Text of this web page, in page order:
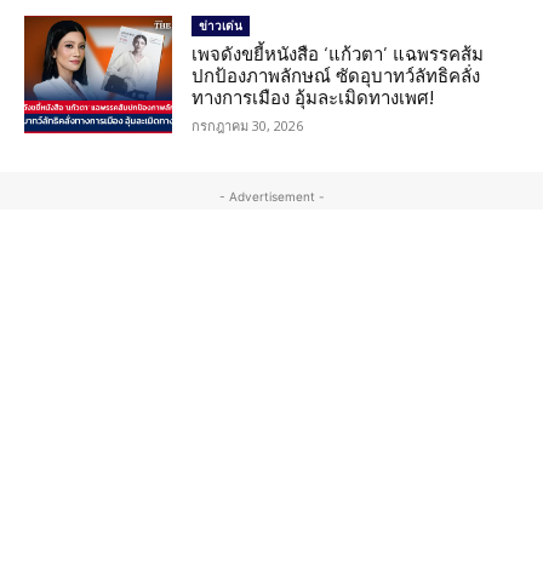
ข่าวเด่น
เพจดังขยี้หนังสือ ‘แก้วตา’ แฉพรรคส้ม
ปกป้องภาพลักษณ์ ซัดอุบาทว์ลัทธิคลั่ง
ทางการเมือง อุ้มละเมิดทางเพศ!
กรกฎาคม 30, 2026
- Advertisement -